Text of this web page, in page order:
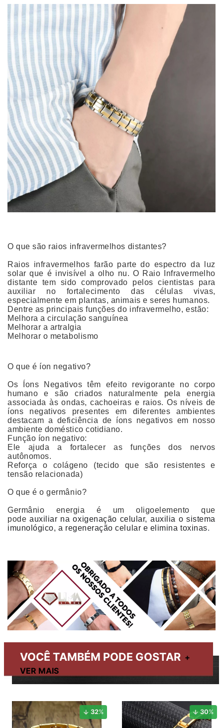
O que são raios infravermelhos distantes?
Raios infravermelhos farão parte do espectro da luz
solar que é invisível a olho nu. O Raio Infravermelho
distante tem sido comprovado pelos cientistas para
auxiliar no fortalecimento das células vivas,
especialmente em plantas, animais e seres humanos.
Dentre as principais funções do infravermelho, estão:
Melhora a circulação sanguínea
Melhorar a artralgia
Melhorar o metabolismo
O que é íon negativo?
Os Íons Negativos têm efeito revigorante no corpo
humano e são criados naturalmente pela energia
associada às ondas, cachoeiras e raios. Os níveis de
íons negativos presentes em diferentes ambientes
destacam a deficiência de íons negativos em nosso
ambiente doméstico cotidiano.
Função íon negativo:
Ele ajuda a fortalecer as funções dos nervos
autônomos.
Reforça o colágeno (tecido que são resistentes e
tensão relacionada)
O que é o germânio?
Germânio energia é um oligoelemento que
podeauxiliar na oxigenação celular, auxilia o sistema
imunológico, a regeneração celular e elimina toxinas.
VOCÊ TAMBÉM PODE GOSTAR
32% 30%